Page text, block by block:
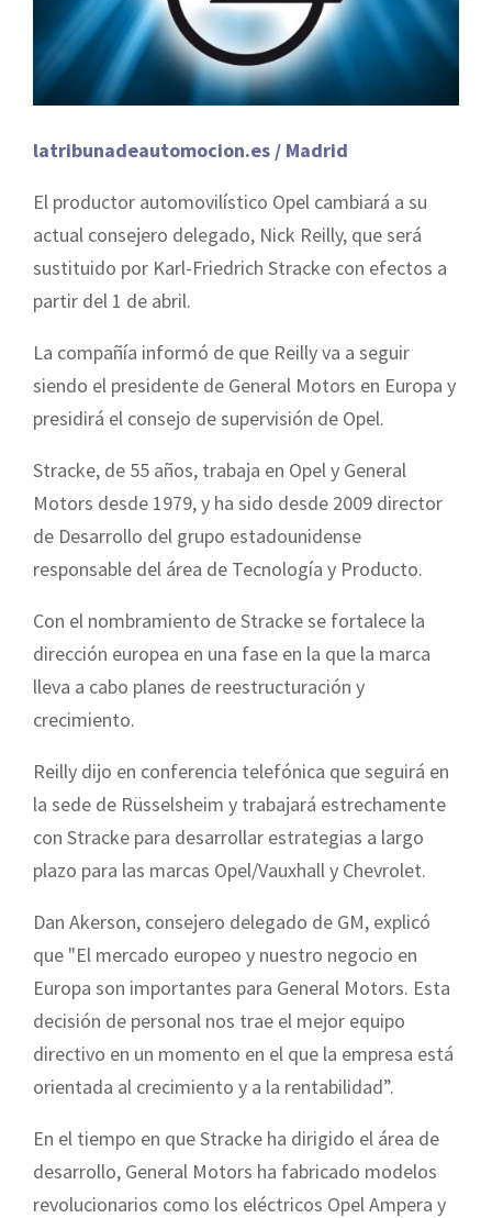
latribunadeautomocion.es / Madrid
El productor automovilístico Opel cambiará a su
actual consejero delegado, Nick Reilly, que será
sustituido por Karl-Friedrich Stracke con efectos a
partir del 1 de abril.
La compañía informó de que Reilly va a seguir
siendo el presidente de General Motors en Europa y
presidirá el consejo de supervisión de Opel.
Stracke, de 55 años, trabaja en Opel y General
Motors desde 1979, y ha sido desde 2009 director
de Desarrollo del grupo estadounidense
responsable del área de Tecnología y Producto.
Con el nombramiento de Stracke se fortalece la
dirección europea en una fase en la que la marca
lleva a cabo planes de reestructuración y
crecimiento.
Reilly dijo en conferencia telefónica que seguirá en
la sede de Rüsselsheim y trabajará estrechamente
con Stracke para desarrollar estrategias a largo
plazo para las marcas Opel/Vauxhall y Chevrolet.
Dan Akerson, consejero delegado de GM, explicó
que "El mercado europeo y nuestro negocio en
Europa son importantes para General Motors. Esta
decisión de personal nos trae el mejor equipo
directivo en un momento en el que la empresa está
orientada al crecimiento y a la rentabilidad”.
En el tiempo en que Stracke ha dirigido el área de
desarrollo, General Motors ha fabricado modelos
revolucionarios como los eléctricos Opel Ampera y